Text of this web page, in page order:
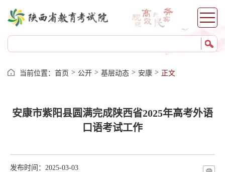
当前位置： 首页 > 公开 > 基层动态 > 安康 > 正文
安康市紫阳县圆满完成陕西省2025年高考外语
口语考试工作
发布时间：2025-03-03